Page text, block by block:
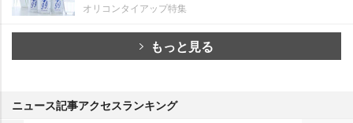
オリコンタイアップ特集
もっと見る
ニュース記事アクセスランキング